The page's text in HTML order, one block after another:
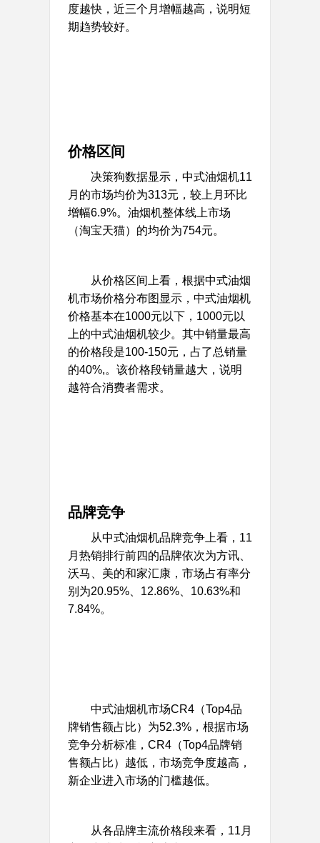
度越快，近三个月增幅越高，说明短
期趋势较好。
价格区间
决策狗数据显示，中式油烟机11
月的市场均价为313元，较上月环比
增幅6.9%。油烟机整体线上市场
（淘宝天猫）的均价为754元。
从价格区间上看，根据中式油烟
机市场价格分布图显示，中式油烟机
价格基本在1000元以下，1000元以
上的中式油烟机较少。其中销量最高
的价格段是100-150元，占了总销量
的40%,。该价格段销量越大，说明
越符合消费者需求。
品牌竞争
从中式油烟机品牌竞争上看，11
月热销排行前四的品牌依次为方讯、
沃马、美的和家汇康，市场占有率分
别为20.95%、12.86%、10.63%和
7.84%。
中式油烟机市场CR4（Top4品
牌销售额占比）为52.3%，根据市场
竞争分析标准，CR4（Top4品牌销
售额占比）越低，市场竞争度越高，
新企业进入市场的门槛越低。
从各品牌主流价格段来看，11月